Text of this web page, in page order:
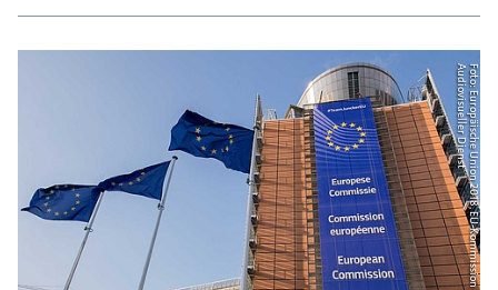
F
o
t
o
:
E
u
r
o
p
ä
i
s
c
h
e
U
n
i
o
n
2
0
1
8
, E
U
-
K
o
m
m
i
s
s
i
o
n
A
u
d
i
o
v
i
s
u
e
l
l
e
r
D
i
e
n
s
t